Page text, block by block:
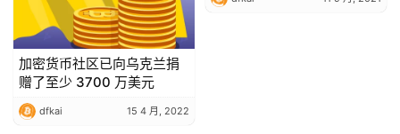
加密货币社区已向乌克兰捐
赠了至少 3700 万美元
dfkai 15 4 月, 2022